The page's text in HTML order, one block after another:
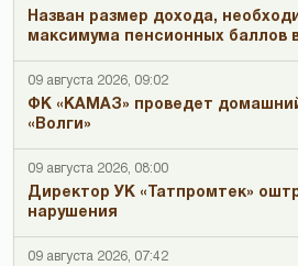
Назван размер дохода,
максимума пенсионных баллов в
09 августа 2026, 09:02
ФК «КАМАЗ» проведет
«Волги»
09 августа 2026, 08:00
Директор УК «Татпромтек»
нарушения
09 августа 2026, 07:42